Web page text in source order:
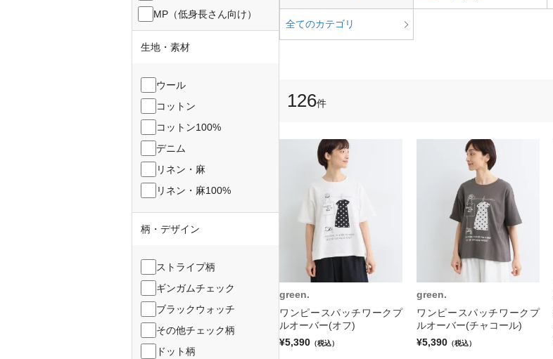
MP（低身長さん向け）
生地・素材
ウール
コットン
コットン100%
デニム
リネン・麻
リネン・麻100%
柄・デザイン
ストライプ柄
ギンガムチェック
ブラックウォッチ
その他チェック柄
ドット柄
全てのカテゴリ
126件
green.
ワンピースパッチワークプ
ルオーバー(オフ)
¥5,390 （税込）
green.
ワンピースパッチワークプ
ルオーバー(チャコール)
¥5,390 （税込）